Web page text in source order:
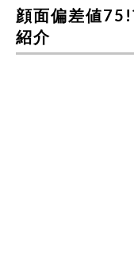
顔面偏差値
紹介